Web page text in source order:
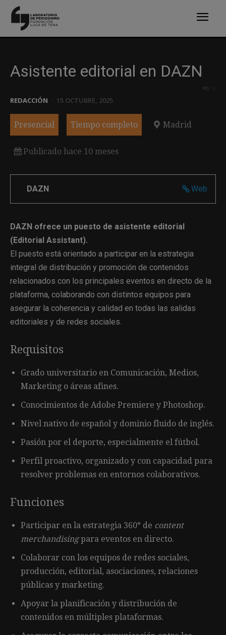
Asistente editorial en DAZN
REDACCIÓN 15 OCTUBRE, 2025
Presencial Tiempo completo Madrid
Publicado hace 10 meses
Web
DAZN
DAZN ofrece un puesto de asistente editorial
(Editorial Assistant).
El puesto está orientado a participar en la estrategia
integral de distribución y promoción de contenidos
relacionados con los principales eventos en directo de la
plataforma, colaborando con distintos equipos para
asegurar la coherencia y calidad en todas las salidas
editoriales y de redes sociales.
Requisitos
Grado universitario en Comunicación, Medios,
Marketing o áreas afines.
Conocimientos de Adobe Premiere y Photoshop.
Nivel nativo de español y dominio fluido de inglés.
Pasión por el deporte, especialmente el fútbol.
Perfil proactivo, organizado y con capacidad para
resolver problemas en entornos colaborativos.
Funciones
Participar en la estrategia 360° de content
merchandisingpara eventos en directo.
Colaborar con los equipos de redes sociales,
producción, editorial, asociaciones, relaciones
públicas y marketing.
Apoyar la planificación y distribución de
contenidos en múltiples plataformas.